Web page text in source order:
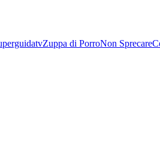
Zuppa di PorroNon Sprecare